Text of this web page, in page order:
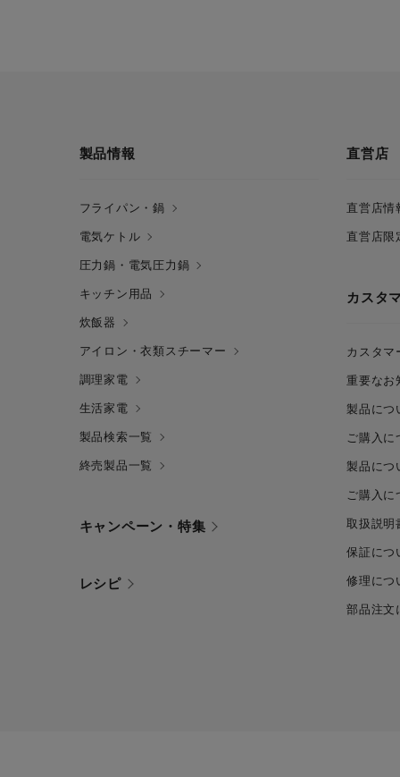
製品情報
フライパン・鍋
電気ケトル
圧力鍋・電気圧力鍋
キッチン用品
炊飯器
アイロン・衣類スチーマー
調理家電
生活家電
製品検索一覧
終売製品一覧
キャンペーン・特集
レシピ
直営店
直営店情
直営店限
カスタ
カスタマ
重要なお
製品につ
ご購入に
製品につ
ご購入
取扱説明
保証につ
修理につ
部品注文